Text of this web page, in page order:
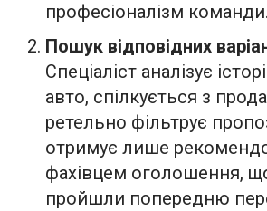
професіоналізм команди.
Пошук відповідних
Спеціаліст аналізує
авто, спілкується з
ретельно фільтрує
отримує лише
фахівцем оголошення,
пройшли попередню